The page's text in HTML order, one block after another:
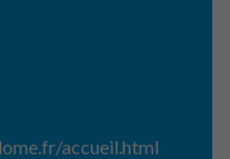
accueil.html